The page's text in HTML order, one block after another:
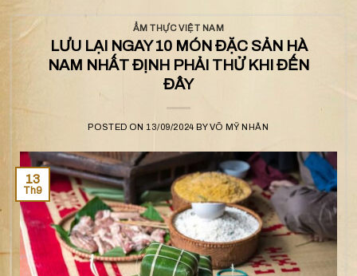
ẨM THỰC VIỆT NAM
LƯU LẠI NGAY 10 MÓN ĐẶC SẢN HÀ
NAM NHẤT ĐỊNH PHẢI THỬ KHI ĐẾN
ĐÂY
POSTED ON 13/09/2024 BYVÕ MỸ NHÂN
13
Th9